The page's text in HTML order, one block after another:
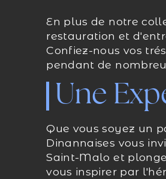
En plus de notre
restauration et
Confiez-nous vos
pendant de
Une
Que vous soyez un
Dinannaises vous
Saint-Malo et
vous inspirer par